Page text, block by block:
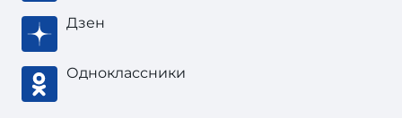
Дзен
Одноклассники